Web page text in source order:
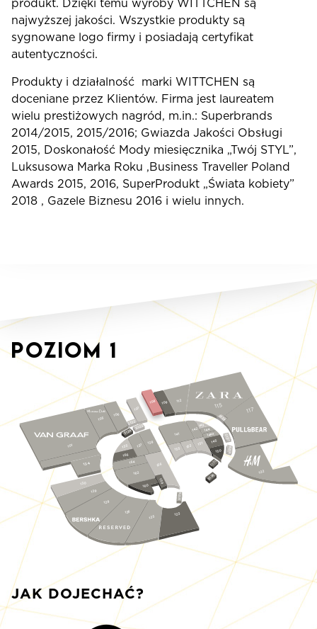
produkt. Dzięki temu wyroby WITTCHEN są
najwyższej jakości. Wszystkie produkty są
sygnowane logo firmy i posiadają certyfikat
autentyczności.
Produkty i działalność marki WITTCHEN są
doceniane przez Klientów. Firma jest laureatem
wielu prestiżowych nagród, m.in.: Superbrands
2014/2015, 2015/2016; Gwiazda Jakości Obsługi
2015, Doskonałość Mody miesięcznika „Twój STYL”,
Luksusowa Marka Roku ,Business Traveller Poland
Awards 2015, 2016, SuperProdukt „Świata kobiety”
2018 , Gazele Biznesu 2016 i wielu innych.
Poziom 1
115
S128
S127
S129
S126
143
144
144a
145
150
142
141
151
153
155
138
137
156
135
166
164
162
159
160
S125
130
129
106
107
112
117
109
108
S122
S123
S130
S124
122
105
101
128
126
125
134
123
JAK DOJECHAĆ?